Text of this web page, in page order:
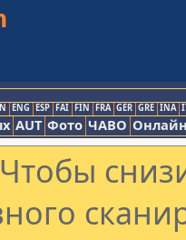
ENG ESP FAI FIN FRA GER GRE INA
AUT Фото ЧАВО